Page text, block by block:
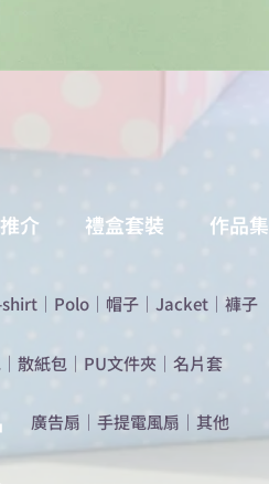
介 禮盒套裝 作品集
shirt ｜ Polo ｜ 帽子 ｜ Jacket ｜ 褲子
｜ 散紙包 ｜ PU文件夾 ｜ 名片套
​廣告扇 ｜ 手提電風扇 ｜ 其他